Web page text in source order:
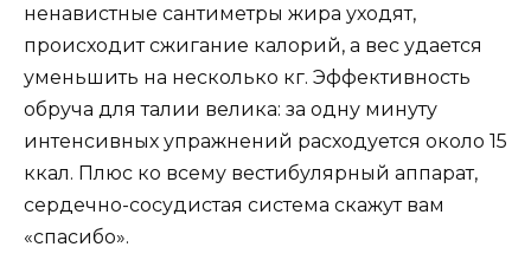
ненавистные сантиметры жира уходят,
происходит сжигание калорий, а вес удается
уменьшить на несколько кг. Эффективность
обруча для талии велика: за одну минуту
интенсивных упражнений расходуется около 15
ккал. Плюс ко всему вестибулярный аппарат,
сердечно-сосудистая система скажут вам
«спасибо».